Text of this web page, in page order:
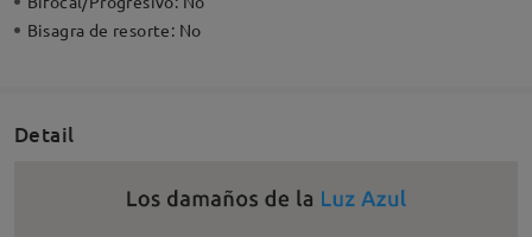
Bisagra de resorte: No
Detail